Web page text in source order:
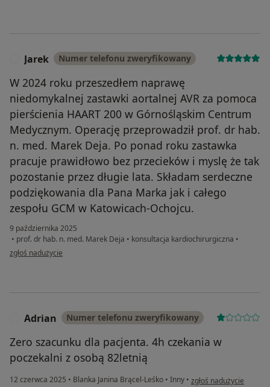
Jarek Numer telefonu zweryfikowany
W 2024 roku przeszedłem naprawę
niedomykalnej zastawki aortalnej AVR za pomoca
pierścienia HAART 200 w Górnośląskim Centrum
Medycznym. Operację przeprowadził prof. dr hab.
n. med. Marek Deja. Po ponad roku zastawka
pracuje prawidłowo bez przecieków i myslę że tak
pozostanie przez długie lata. Składam serdeczne
podziękowania dla Pana Marka jak i całego
zespołu GCM w Katowicach-Ochojcu.
9 października 2025
• prof. dr hab. n. med. Marek Deja • konsultacja kardiochirurgiczna •
w opinii użytkownika Jarek
zgłoś nadużycie
Adrian Numer telefonu zweryfikowany
Zero szacunku dla pacjenta. 4h czekania w
poczekalni z osobą 82letnią
12 czerwca 2025 • Blanka Janina Brącel-Leśko • Inny • w opinii użytkownika
zgłoś nadużycie